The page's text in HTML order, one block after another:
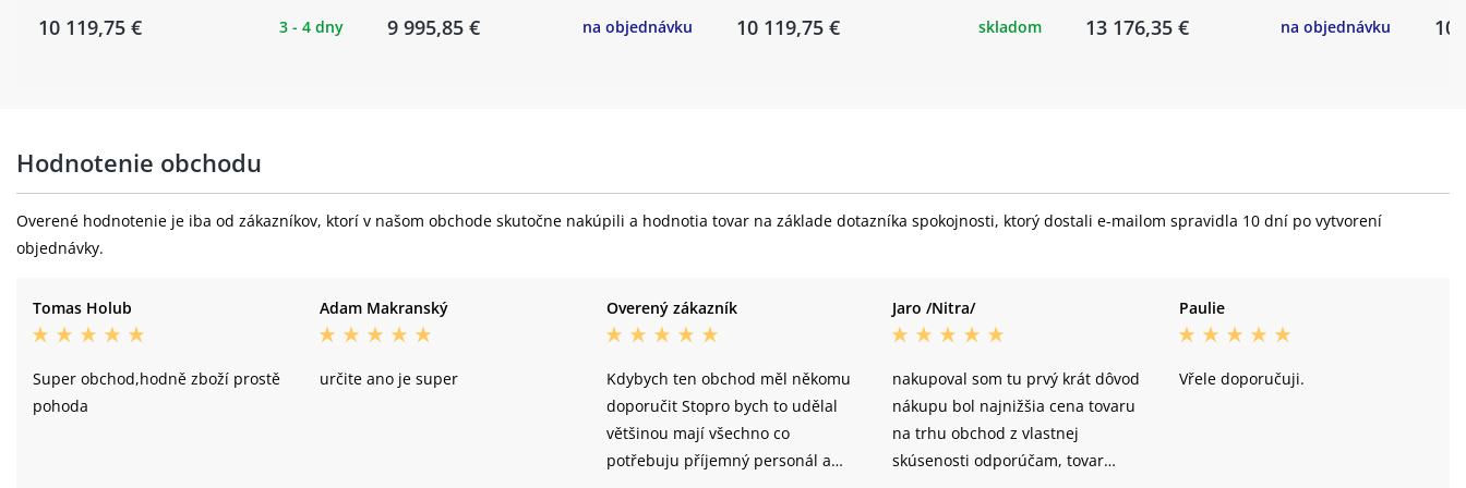
Ráfky: DT Swiss XRC 1501 SPLINE®, Carbon, CL, 15x110mm, Tubeless Ready
DT Swiss XRC 1501 SPLINE®, Carbon, CL, 12x148mm, SRAM XD, Tubeless
Schwalbe Racing Ralph Evo, TL-Easy, SuperRace, 29x2.25", ADDIX Speed
10.9 kg
10 119,75 € 3 - 4 dny 9 995,85 € na objednávku 10 119,75 € skladom 13 176,35 € na objednávku 10
Hodnotenie obchodu
Overené hodnotenie je iba od zákazníkov, ktorí v našom obchode skutočne nakúpili a hodnotia tovar na základe dotazníka spokojnosti, ktorý dostali e-mailom spravidla 10 dní po vytvorení
objednávky.
Tomas Holub
Super obchod,hodně zboží prostě
pohoda
Adam Makranský
určite ano je super
Overený zákazník
Kdybych ten obchod měl někomu
doporučit Stopro bych to udělal
většinou mají všechno co
potřebuju příjemný personál a
Jaro /Nitra/
nakupoval som tu prvý krát dôvod
nákupu bol najnižšia cena tovaru
na trhu obchod z vlastnej
skúsenosti odporúčam, tovar
Paulie
Vřele doporučuji.